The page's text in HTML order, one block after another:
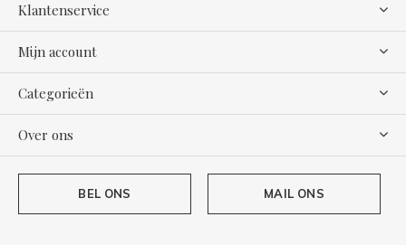
Klantenservice
Mijn account
Categorieën
Over ons
BEL ONS MAIL ONS